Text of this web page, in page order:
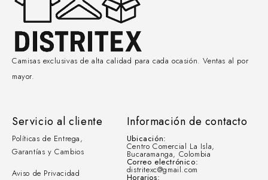
Camisas exclusivas de alta calidad para cada ocasión. Ventas al por
mayor.
Servicio al cliente
Políticas de Entrega,
Garantías y Cambios
Aviso de Privacidad
Información de contacto
Ubicación:
Centro Comercial La Isla,
Bucaramanga, Colombia
Correo electrónico:
distritexc@gmail.com
Horarios: